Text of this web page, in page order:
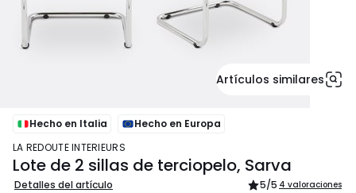
Artículos similares
Hecho en Italia
Hecho en Europa
LA REDOUTE INTERIEURS
Lote de 2 sillas de terciopelo, Sarva
Detalles del artículo 5/5 4 valoraciones